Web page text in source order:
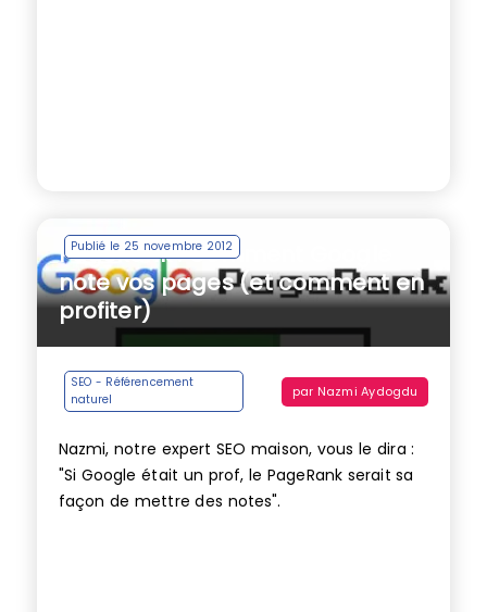
Publié le 25 novembre 2012
PageRank : Comment Google
note vos pages (et comment en
profiter)
SEO - Référencement
naturel
par Nazmi Aydogdu
Nazmi, notre expert SEO maison, vous le dira :
"Si Google était un prof, le PageRank serait sa
façon de mettre des notes".